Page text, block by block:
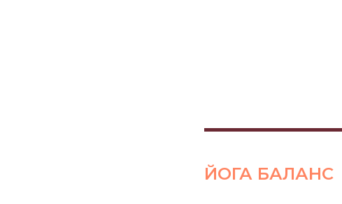
ЙОГА БАЛАНС